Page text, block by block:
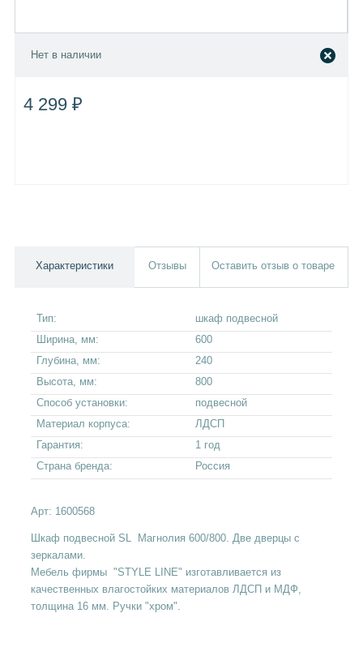
Нет в наличии
4 299 ₽
Характеристики Отзывы Оставить отзыв о товаре
Тип:
шкаф подвесной
Ширина, мм:
600
Глубина, мм:
240
Высота, мм:
800
Способ установки:
подвесной
Материал корпуса:
ЛДСП
Гарантия:
1 год
Страна бренда:
Россия
Арт: 1600568
Шкаф подвесной SL Магнолия 600/800. Две дверцы с
зеркалами.
Мебель фирмы "STYLE LINE" изготавливается из
качественных влагостойких материалов ЛДСП и МДФ,
толщина 16 мм. Ручки "хром".